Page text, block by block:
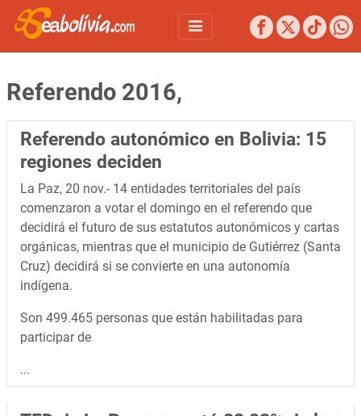
Referendo 2016,
Referendo autonómico en Bolivia: 15
regiones deciden
La Paz, 20 nov.- 14 entidades territoriales del país
comenzaron a votar el domingo en el referendo que
decidirá el futuro de sus estatutos autonómicos y cartas
orgánicas, mientras que el municipio de Gutiérrez (Santa
Cruz) decidirá si se convierte en una autonomía
indígena.
Son 499.465 personas que están habilitadas para
participar de
...